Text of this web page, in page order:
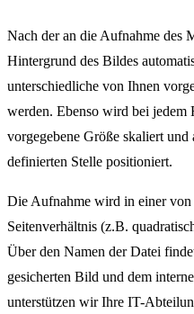
Nach der an die Aufnahme des
Hintergrund des Bildes
unterschiedliche von Ihnen
werden. Ebenso wird bei jedem
vorgegebene Größe skaliert
definierten Stelle positioniert.
Die Aufnahme wird in einer von
Seitenverhältnis (z.B.
Über den Namen der Datei
gesicherten Bild und dem
unterstützen wir Ihre IT-